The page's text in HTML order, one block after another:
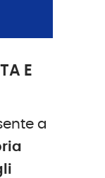
E
a